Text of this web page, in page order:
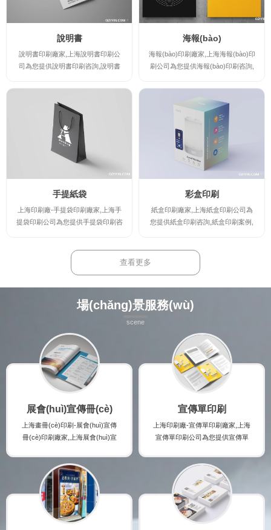
說明書
說明書印刷廠家,上海說明書印刷公
司為您提供說明書印刷咨詢,說明書
明書印刷報(bào)價(jià),讓您實(shí)
時(shí)了解說明書印刷廠家的最新規
(guī)格及報(bào)價(jià),并提供說明
書印刷時(shí)的注意事項(xiàng),印
刷出讓您滿意的高檔說明書印刷產(c
海報(bào)
海報(bào)印刷廠家,上海海報(bào)印
刷公司為您提供海報(bào)印刷咨詢,
(guī)格及海報(bào)印刷報(bào)價(ji
à),讓您實(shí)時(shí)了解海報(bào)
印刷廠家的最新規(guī)格及報(bào)
價(jià),并提供海報(bào)印刷時(shí)
的注意事項(xiàng),印刷出讓您滿意
的高檔海報(bào)印刷產(chǎn)品。
手提紙袋
上海印刷廠-手提袋印刷廠家,上海手
提袋印刷公司為您提供手提袋印刷咨
實(shí)時(shí)了解手提袋印刷廠家
的最新規(guī)格及報(bào)價(jià),并
印刷產(chǎn)品。
彩盒印刷
紙盒印刷廠家,上海紙盒印刷公司為
您提供紙盒印刷咨詢,紙盒印刷案例,
印刷廠家的最新規(guī)格及報(bào)
價(jià),并提供紙盒印刷時(shí)的注意
查看更多
場(chǎng)景服務(wù)
scene
展會(huì)宣傳冊(cè)
上海畫冊(cè)印刷-展會(huì)宣傳
冊(cè)印刷廠家,上海展會(huì)宣
宣傳冊(cè)印刷案例,展會(huì)宣
傳冊(cè)印刷規(guī)格及展會(hu
ì)宣傳冊(cè)印刷報(bào)價(jià),讓
您實(shí)時(shí)了解展會(huì)宣
傳冊(cè)印刷廠家的最新規(guī)
宣傳單印刷
上海印刷廠-宣傳單印刷廠家,上海
宣傳單印刷公司為您提供宣傳單
o)價(jià),讓您實(shí)時(shí)了解
宣傳單印刷廠家的最新規(guī)格
及報(bào)價(jià),并提供宣傳單印
刷時(shí)的注意事項(xiàng),印刷
出讓您滿意的高檔宣傳單印刷產